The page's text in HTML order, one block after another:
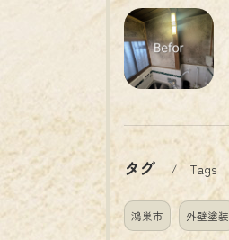
タグ Tags
鴻巣市 外壁塗装